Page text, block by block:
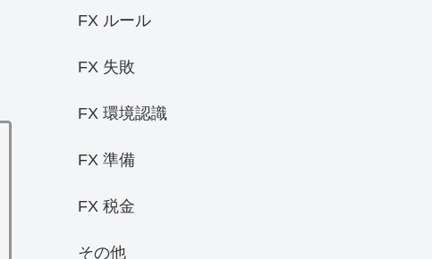
FX ルール
FX 失敗
FX 環境認識
FX 準備
FX 税金
その他